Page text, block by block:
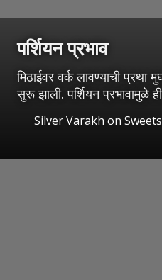
पर्शियन प्रभाव
मिठाईवर वर्क लावण्याची प्रथा
सुरू झाली. पर्शियन प्रभावामुळे
Silver Varakh on